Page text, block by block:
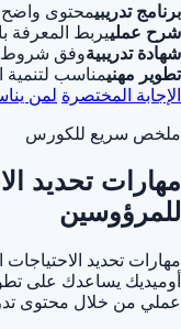
برنامج تدريبيمحتوى
شرح عملييربط المعرفة
شهادة تدريبيةوفق شروط
تطوير مهنيمناسب لتنمية
الإجابة المختصرة لمن
ملخص سريع للكورس
مهارات تحديد
للمرؤوسين
مهارات تحديد
أوميديك يساعدك على
عملي من خلال محتوى